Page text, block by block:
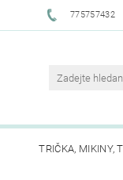
775757432
TRIČKA, MIKINY,